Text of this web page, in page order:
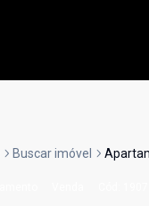
Buscar imóvel